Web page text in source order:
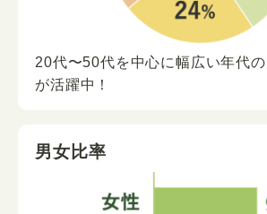
20代〜50代を中心に幅広い年代の
が活躍中！
男女比率